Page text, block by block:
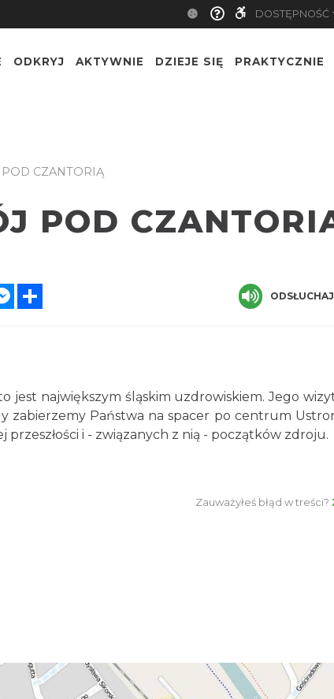
DOSTĘPNOŚĆ
ODKRYJ AKTYWNIE DZIEJE SIĘ PRAKTYCZNIE
CZANTORIĄ
POD
Messenger
jest największym śląskim uzdrowiskiem. Jego
zabierzemy Państwa na spacer po centrum
przeszłości i - związanych z nią - początków zdroju.
Zauważyłeś błąd w treści?